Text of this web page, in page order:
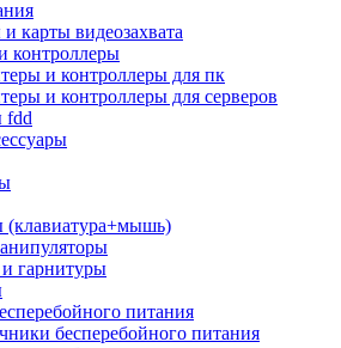
Оптические носители
Blu-ray
Cd-r
Cd-rw
Dvd-r
Dvdrw
обеспечение
Операционные системы
Антивирусное по
Офисные приложения
тонкие клиенты, платформы nuc
для компьютеров
карты видеозахвата
контроллеры
и контроллеры для пк
и контроллеры для серверов
fdd
(клавиатура+мышь)
гарнитуры
питания
бесперебойного питания